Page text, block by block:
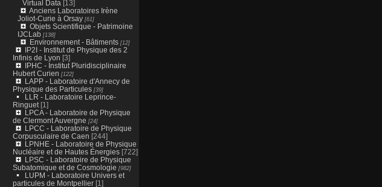
Virtual Data [13]
Anciens Laboratoires Irène
Joliot-Curie à Orsay[61]
Objets Scientifique - Patrimoine
IJCLab[138]
Environnement - Bâtiments[12]
IP2I - Institut de Physique des 2
Infinis de Lyon [3]
IPHC - Institut Pluridisciplinaire
Hubert Curien [122]
LAPP - Laboratoire d'Annecy de
Physique des Particules[39]
LLR - Laboratoire Leprince-
Ringuet[1]
LPCA - Laboratoire de Physique
de Clermont Auvergne [24]
LPCC - Laboratoire de Physique
Corpusculaire de Caen [244]
LPNHE - Laboratoire de Physique
Nucléaire et de Hautes Énergies[722]
LPSC - Laboratoire de Physique
Subatomique et de Cosmologie [982]
LUPM - Laboratoire Univers et
particules de Montpellier[1]